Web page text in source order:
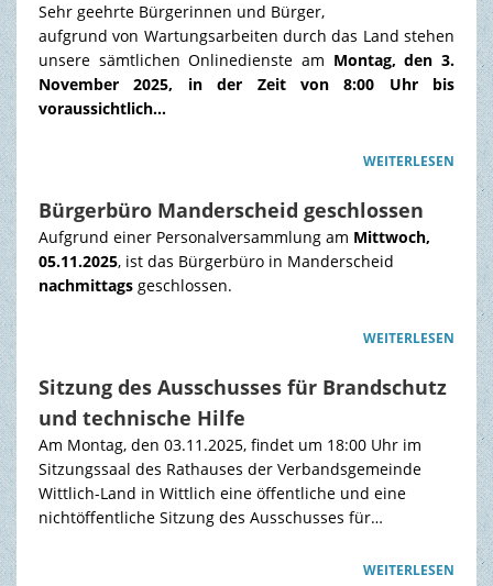
BILDUNG & KULTUR
TOURISMUS & FREIZEIT
Sehr geehrte Bürgerinnen und Bürger,
aufgrund von Wartungsarbeiten durch das Land stehen
unsere sämtlichen Onlinedienste am Montag, den 3.
November 2025, in der Zeit von 8:00 Uhr bis
voraussichtlich…
WEITERLESEN
Bürgerbüro Manderscheid geschlossen
Aufgrund einer Personalversammlung am Mittwoch,
05.11.2025, ist das Bürgerbüro in Manderscheid
nachmittagsgeschlossen.
WEITERLESEN
Sitzung des Ausschusses für Brandschutz
und technische Hilfe
Am Montag, den 03.11.2025, findet um 18:00 Uhr im
Sitzungssaal des Rathauses der Verbandsgemeinde
Wittlich-Land in Wittlich eine öffentliche und eine
nichtöffentliche Sitzung des Ausschusses für…
WEITERLESEN